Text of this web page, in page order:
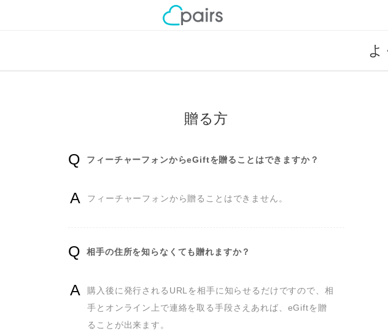
トップページ
よ
贈る方
フィーチャーフォンからeGiftを贈ることはできますか？
フィーチャーフォンから贈ることはできません。
相手の住所を知らなくても贈れますか？
購入後に発行されるURLを相手に知らせるだけですので、相
手とオンライン上で連絡を取る手段さえあれば、eGiftを贈
ることが出来ます。